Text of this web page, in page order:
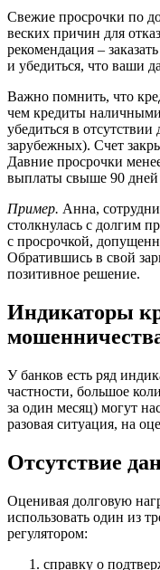
Свежие просрочки по
веских причин для
рекомендация –
и убедиться, что ваши
Важно помнить, что
чем кредиты
убедиться в
зарубежных). Счет
Давние просрочки
выплаты свыше 90 дней
Пример. Анна,
столкнулась с долгим
с просрочкой,
Обратившись в свой
позитивное решение.
Индикаторы
У банков есть ряд
частности, большое
за один месяц) могут
разовая ситуация, на
Отсутствие
Оценивая долговую
использовать один из
регулятором:
справку о